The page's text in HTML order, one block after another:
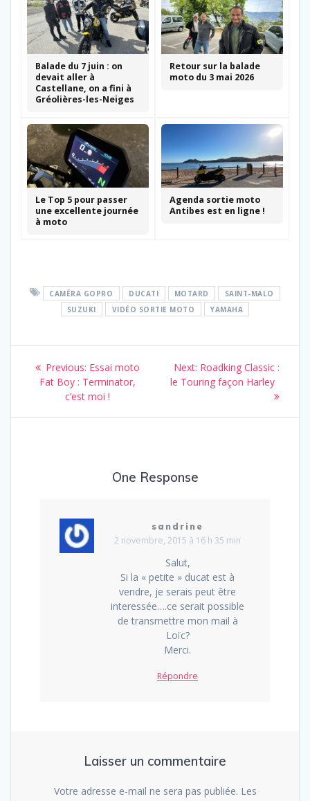
Balade du 7 juin : on
devait aller à
Castellane, on a fini à
Gréolières-les-Neiges
Retour sur la balade
moto du 3 mai 2026
Le Top 5 pour passer
une excellente journée
à moto
Agenda sortie moto
Antibes est en ligne !
CAMÉRA GOPRO DUCATI MOTARD
SAINT-MALO
SUZUKI
VIDÉO SORTIE MOTO YAMAHA
Navigation
l’article
Previous: Previous
post:
Essai moto
Fat Boy : Terminator,
c’est moi !
Next: Next
post:
Roadking Classic :
le Touring façon Harley
One Response
sandrine
2 novembre, 2015 à 16 h 35 min
Salut,
Si la « petite » ducat est à
vendre, je serais peut être
interessée….ce serait possible
de transmettre mon mail à
Loïc?
Merci.
Répondre
Laisser un commentaire
Votre adresse e-mail ne sera pas publiée. Les